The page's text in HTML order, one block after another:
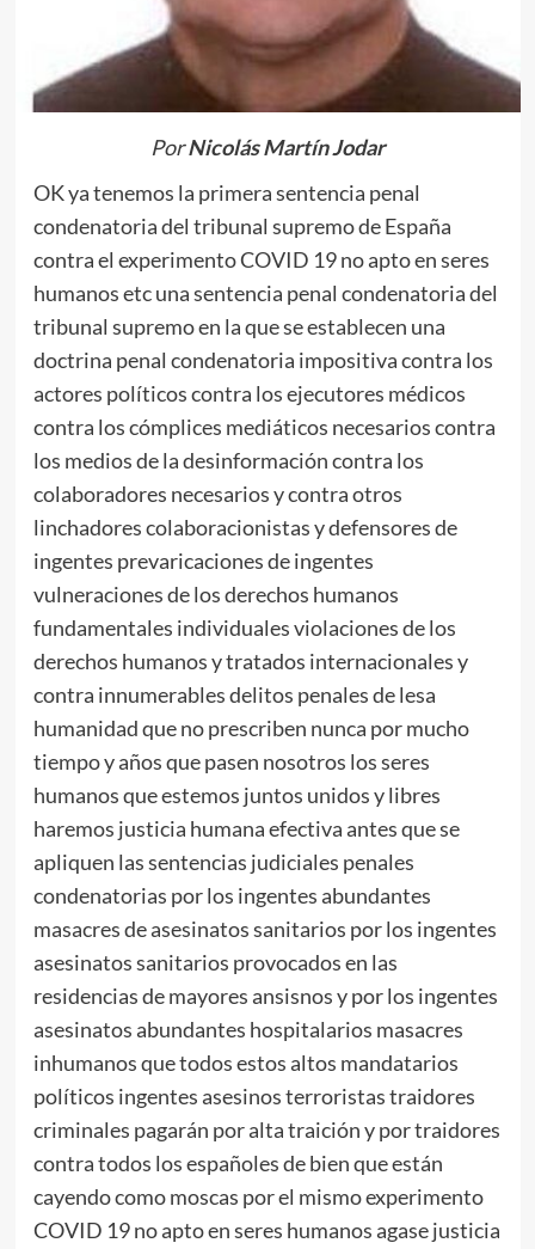
PorNicolás Martín Jodar
OK ya tenemos la primera sentencia penal
condenatoria del tribunal supremo de España
contra el experimento COVID 19 no apto en seres
humanos etc una sentencia penal condenatoria del
tribunal supremo en la que se establecen una
doctrina penal condenatoria impositiva contra los
actores políticos contra los ejecutores médicos
contra los cómplices mediáticos necesarios contra
los medios de la desinformación contra los
colaboradores necesarios y contra otros
linchadores colaboracionistas y defensores de
ingentes prevaricaciones de ingentes
vulneraciones de los derechos humanos
fundamentales individuales violaciones de los
derechos humanos y tratados internacionales y
contra innumerables delitos penales de lesa
humanidad que no prescriben nunca por mucho
tiempo y años que pasen nosotros los seres
humanos que estemos juntos unidos y libres
haremos justicia humana efectiva antes que se
apliquen las sentencias judiciales penales
condenatorias por los ingentes abundantes
masacres de asesinatos sanitarios por los ingentes
asesinatos sanitarios provocados en las
residencias de mayores ansisnos y por los ingentes
asesinatos abundantes hospitalarios masacres
inhumanos que todos estos altos mandatarios
políticos ingentes asesinos terroristas traidores
criminales pagarán por alta traición y por traidores
contra todos los españoles de bien que están
cayendo como moscas por el mismo experimento
COVID 19 no apto en seres humanos agase justicia